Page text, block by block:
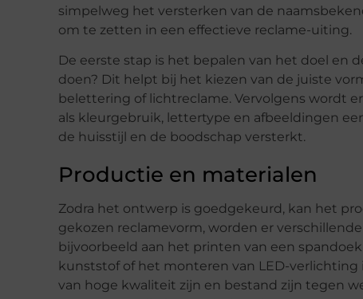
simpelweg het versterken van de
om te zetten in een effectieve reclame-uiting.
De eerste stap is het bepalen van het doel en
doen? Dit helpt bij het kiezen van de juiste
belettering of lichtreclame. Vervolgens wordt
als kleurgebruik, lettertype en afbeeldingen
de huisstijl en de boodschap versterkt.
Productie en materialen
Zodra het ontwerp is goedgekeurd, kan het
gekozen reclamevorm, worden er
bijvoorbeeld aan het printen van een
kunststof of het monteren van LED-
van hoge kwaliteit zijn en bestand zijn tegen